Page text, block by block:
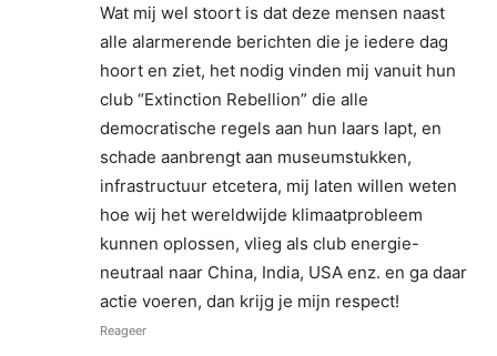
Wat mij wel stoort is dat deze mensen naast
alle alarmerende berichten die je iedere dag
hoort en ziet, het nodig vinden mij vanuit hun
club “Extinction Rebellion” die alle
democratische regels aan hun laars lapt, en
schade aanbrengt aan museumstukken,
infrastructuur etcetera, mij laten willen weten
hoe wij het wereldwijde klimaatprobleem
kunnen oplossen, vlieg als club energie-
neutraal naar China, India, USA enz. en ga daar
actie voeren, dan krijg je mijn respect!
Reageer